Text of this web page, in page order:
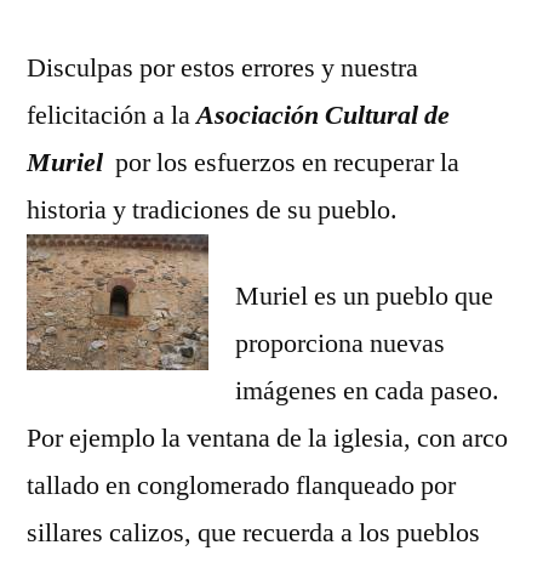
Disculpas por estos errores y nuestra
felicitación a laAsociación Cultural de
Muriel por los esfuerzos en recuperar la
historia y tradiciones de su pueblo.
Muriel es un pueblo que
proporciona nuevas
imágenes en cada paseo.
Por ejemplo la ventana de la iglesia, con arco
tallado en conglomerado flanqueado por
sillares calizos, que recuerda a los pueblos